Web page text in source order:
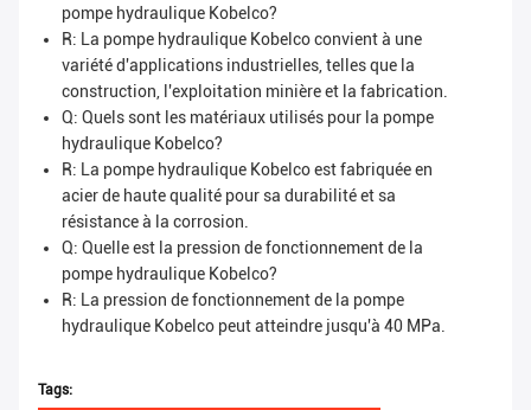
pompe hydraulique Kobelco?
R: La pompe hydraulique Kobelco convient à une
variété d'applications industrielles, telles que la
construction, l'exploitation minière et la fabrication.
Q: Quels sont les matériaux utilisés pour la pompe
hydraulique Kobelco?
R: La pompe hydraulique Kobelco est fabriquée en
acier de haute qualité pour sa durabilité et sa
résistance à la corrosion.
Q: Quelle est la pression de fonctionnement de la
pompe hydraulique Kobelco?
R: La pression de fonctionnement de la pompe
hydraulique Kobelco peut atteindre jusqu'à 40 MPa.
Tags: